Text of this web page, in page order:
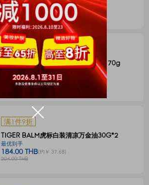
144.00 THB(约￥ 29.49)
180.00 THB
满1件8折
BLUE ELEPHANT 冬阴功一体式汤料 70g
55.00 THB(约￥ 11.27)
68.00 THB
满1件9折
TIGER BALM虎标白装清凉万金油30G*2
最优到手
184.00 THB(约￥ 37.68)
204.00 THB